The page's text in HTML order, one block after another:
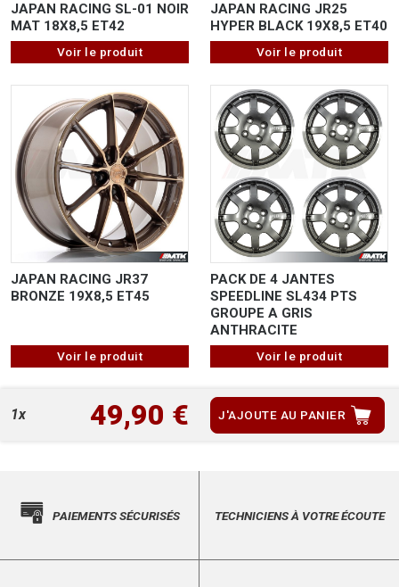
JAPAN RACING SL-01 NOIR
MAT 18X8,5 ET42
Voir le produit
JAPAN RACING JR25
HYPER BLACK 19X8,5 ET40
Voir le produit
JAPAN RACING JR37
BRONZE 19X8,5 ET45
Voir le produit
PACK DE 4 JANTES
SPEEDLINE SL434 PTS
GROUPE A GRIS
ANTHRACITE
Voir le produit
1x 49,90 € J'AJOUTE AU PANIER
PAIEMENTS SÉCURISÉS TECHNICIENS À VOTRE ÉCOUTE